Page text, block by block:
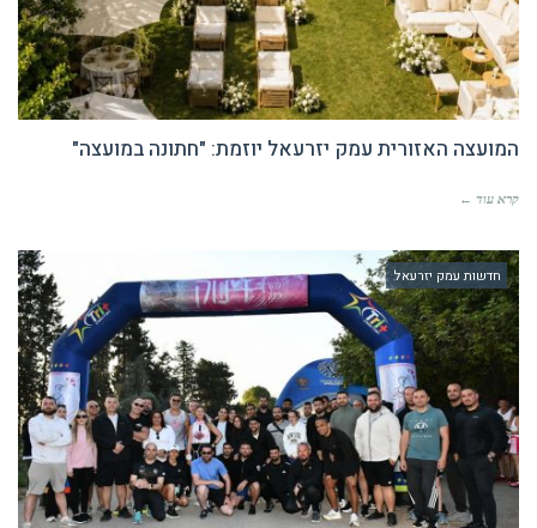
המועצה האזורית עמק יזרעאל יוזמת: "חתונה במועצה"
קרא עוד ←
חדשות עמק יזרעאל